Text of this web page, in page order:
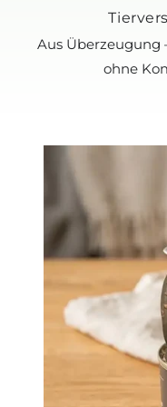
Aus Überzeugung
ohne